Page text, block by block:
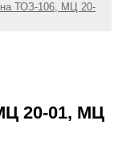
на ТОЗ-106, МЦ 20-
20-01, МЦ